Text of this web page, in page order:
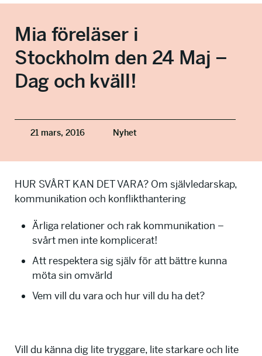
Mia föreläser i
Stockholm den 24 Maj –
Dag och kväll!
21 mars, 2016 Nyhet
HUR SVÅRT KAN DET VARA? Om självledarskap,
kommunikation och konflikthantering
Ärliga relationer och rak kommunikation –
svårt men inte komplicerat!
Att respektera sig själv för att bättre kunna
möta sin omvärld
Vem vill du vara och hur vill du ha det?
Vill du känna dig lite tryggare, lite starkare och lite